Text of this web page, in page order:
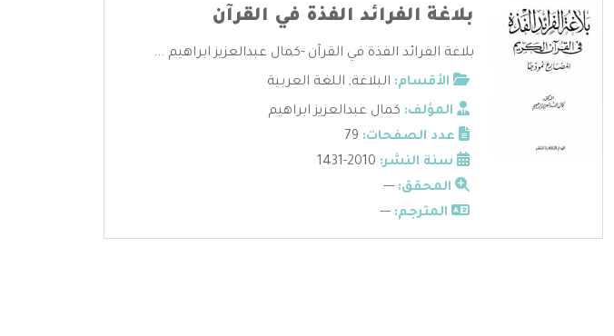
بلاغة الفرائد الفذة في القرآن
بلاغة الفرائد الفذة في القرآن -كمال عبدالعزيز ابراهيم ...
الأقسام: البلاغة, اللغة العربية
المؤلف: كمال عبدالعزيز ابراهيم
عدد الصفحات:
سنة النشر:
المحقق: ---
المترجم: ---